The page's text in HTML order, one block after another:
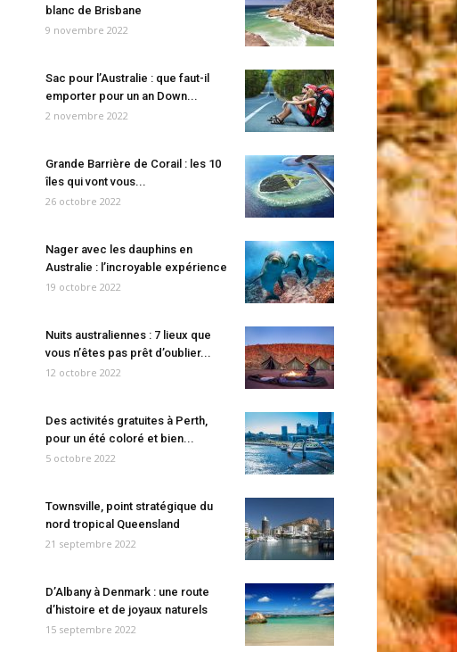
blanc de Brisbane
9 novembre 2022
Sac pour l’Australie : que faut-il
emporter pour un an Down...
2 novembre 2022
Grande Barrière de Corail : les 10
îles qui vont vous...
26 octobre 2022
Nager avec les dauphins en
Australie : l’incroyable expérience
19 octobre 2022
Nuits australiennes : 7 lieux que
vous n’êtes pas prêt d’oublier...
12 octobre 2022
Des activités gratuites à Perth,
pour un été coloré et bien...
5 octobre 2022
Townsville, point stratégique du
nord tropical Queensland
21 septembre 2022
D’Albany à Denmark : une route
d’histoire et de joyaux naturels
15 septembre 2022